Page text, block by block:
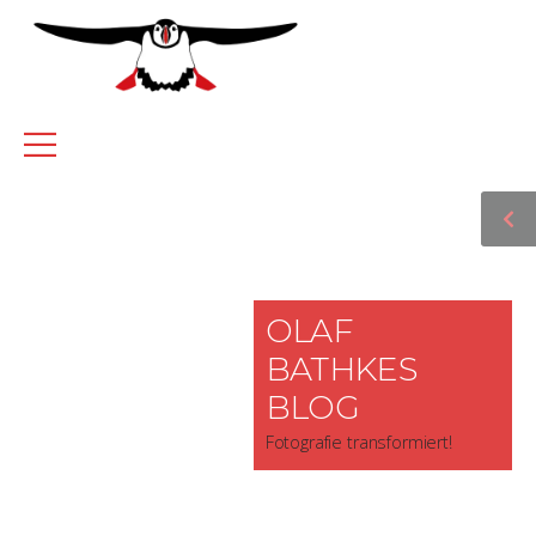
OLAF
BATHKES
BLOG
Fotografie transformiert!